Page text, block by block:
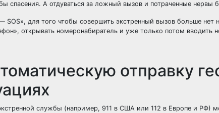
спасения. А отдуваться за ложный вызов и потраченные нервы
SOS», для того чтобы совершить экстренный вызов больше нет
открывать номеронабиратель и уже только потом
отправку
службы (например, 911 в США или 112 в Европе и РФ)